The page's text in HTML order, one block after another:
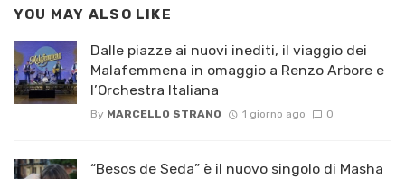
YOU MAY ALSO LIKE
Dalle piazze ai nuovi inediti, il viaggio dei
Malafemmena in omaggio a Renzo Arbore e
l’Orchestra Italiana ​
By MARCELLO STRANO 1 giorno ago 0
“Besos de Seda” è il nuovo singolo di Masha